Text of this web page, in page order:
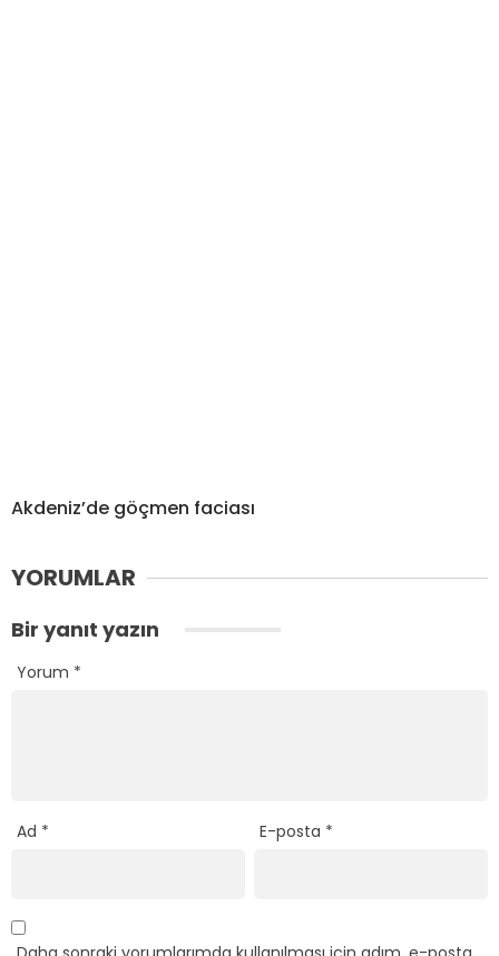
Akdeniz’de göçmen faciası
YORUMLAR
Bir yanıt yazın
Yorum *
Ad * E-posta *